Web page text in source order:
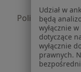
Polityka
Polityka
dane
Jak
Udział w
będą
wyłącznie
dotyczące
wyłącznie
prawnych.